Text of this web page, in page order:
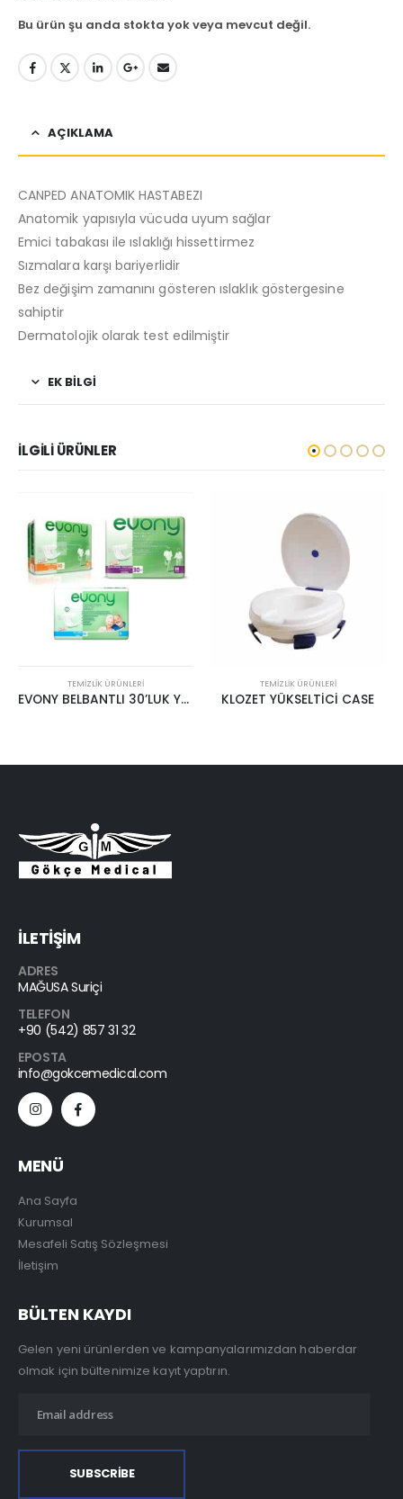
Bu ürün şu anda stokta yok veya mevcut değil.
AÇIKLAMA
CANPED ANATOMIK HASTABEZI
Anatomik yapısıyla vücuda uyum sağlar
Emici tabakası ile ıslaklığı hissettirmez
Sızmalara karşı bariyerlidir
Bez değişim zamanını gösteren ıslaklık göstergesine
sahiptir
Dermatolojik olarak test edilmiştir
EK BILGI
İLGILI ÜRÜNLER
EVONY BELBANTLI 30’LUK YETİŞKİN BEZİ
TEMIZLIK ÜRÜNLERI
KLOZET YÜKSELTİCİ CASE
TEMIZLIK ÜRÜNLERI
İLETİŞİM
ADRES
MAĞUSA Suriçi
TELEFON
+90 (542) 857 31 32
EPOSTA
info@gokcemedical.com
MENÜ
Ana Sayfa
Kurumsal
Mesafeli Satış Sözleşmesi
İletişim
BÜLTEN KAYDI
Gelen yeni ürünlerden ve kampanyalarımızdan haberdar
olmak için bültenimize kayıt yaptırın.